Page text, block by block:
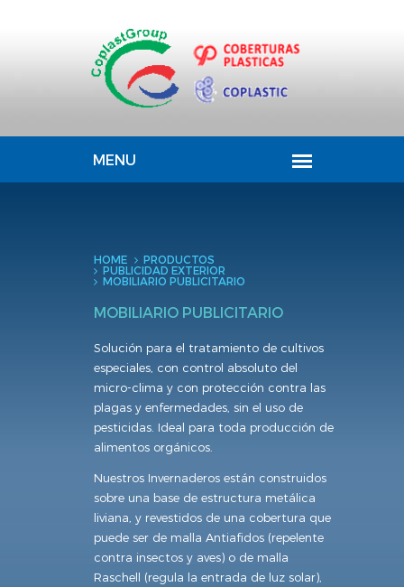
HOME PRODUCTOS
PUBLICIDAD EXTERIOR
MOBILIARIO PUBLICITARIO
MOBILIARIO PUBLICITARIO
Solución para el tratamiento de cultivos
especiales, con control absoluto del
micro-clima y con protección contra las
plagas y enfermedades, sin el uso de
pesticidas. Ideal para toda producción de
alimentos orgánicos.
Nuestros Invernaderos están construidos
sobre una base de estructura metálica
liviana, y revestidos de una cobertura que
puede ser de malla Antiafidos (repelente
contra insectos y aves) o de malla
Raschell (regula la entrada de luz solar),